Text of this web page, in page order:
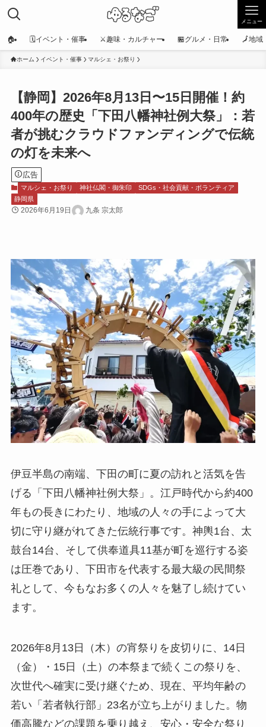
メニュー
🏠 🗓️イベント・催事 ⚔️趣味・カルチャー 🏪グルメ・日常 🗾地域
ホーム イベント・催事 マルシェ・お祭り
【静岡】2026年8月13日〜15日開催！約
400年の歴史「下田八幡神社例大祭」：若
者が挑むクラウドファンディングで伝統
の灯を未来へ
広告
マルシェ・お祭り 神社仏閣・御朱印
SDGs・社会貢献・ボランティア
静岡県
2026年6月19日 九条 宗太郎
伊豆半島の南端、下田の町に夏の訪れと活気を告
げる「下田八幡神社例大祭」。江戸時代から約400
年もの長きにわたり、地域の人々の手によって大
切に守り継がれてきた伝統行事です。神輿1台、太
鼓台14台、そして供奉道具11基が町を巡行する姿
は圧巻であり、下田市を代表する最大級の民間祭
礼として、今もなお多くの人々を魅了し続けてい
ます。
2026年8月13日（木）の宵祭りを皮切りに、14日
（金）・15日（土）の本祭まで続くこの祭りを、
次世代へ確実に受け継ぐため、現在、平均年齢の
若い「若者執行部」23名が立ち上がりました。物
価高騰などの課題を乗り越え、安心・安全な祭り